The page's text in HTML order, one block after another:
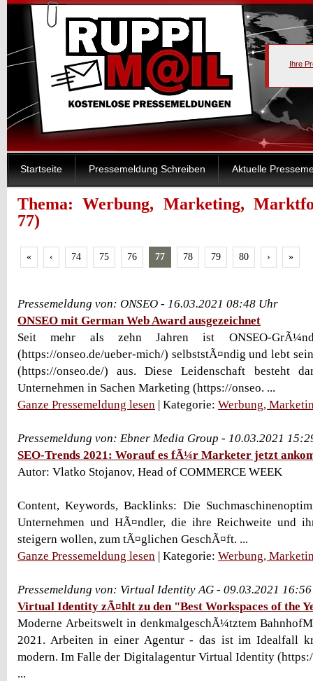
Ihre
Startseite Pressemeldung Schreiben Aktuelle
Thema: Werbung, Marketing,
77)
« ‹ 74 75 76 77 78 79 80 › »
Pressemeldung von: ONSEO - 16.03.2021 08:48 Uhr
ONSEO mit German Web Award ausgezeichnet
Seit mehr als zehn Jahren ist ONSEO-
(https://onseo.de/ueber-mich/) selbststÃ¤ndig und lebt
(https://onseo.de/) aus. Diese Leidenschaft besteht
Unternehmen in Sachen Marketing (https://onseo. ...
Ganze Pressemeldung lesen | Kategorie: Werbung,
Pressemeldung von: Ebner Media Group - 10.03.2021
SEO-Trends 2021: Worauf es fÃ¼r Marketer jetzt
Autor: Vlatko Stojanov, Head of COMMERCE WEEK
Content, Keywords, Backlinks: Die
Unternehmen und HÃ¤ndler, die ihre Reichweite und
steigern wollen, zum tÃ¤glichen GeschÃ¤ft. ...
Ganze Pressemeldung lesen | Kategorie: Werbung,
Pressemeldung von: Virtual Identity AG - 09.03.2021
Virtual Identity zÃ¤hlt zu den "Best Workspaces of the
Moderne Arbeitswelt in denkmalgeschÃ¼tztem
2021. Arbeiten in einer Agentur - das ist im Idealfall
modern. Im Falle der Digitalagentur Virtual Identity
...